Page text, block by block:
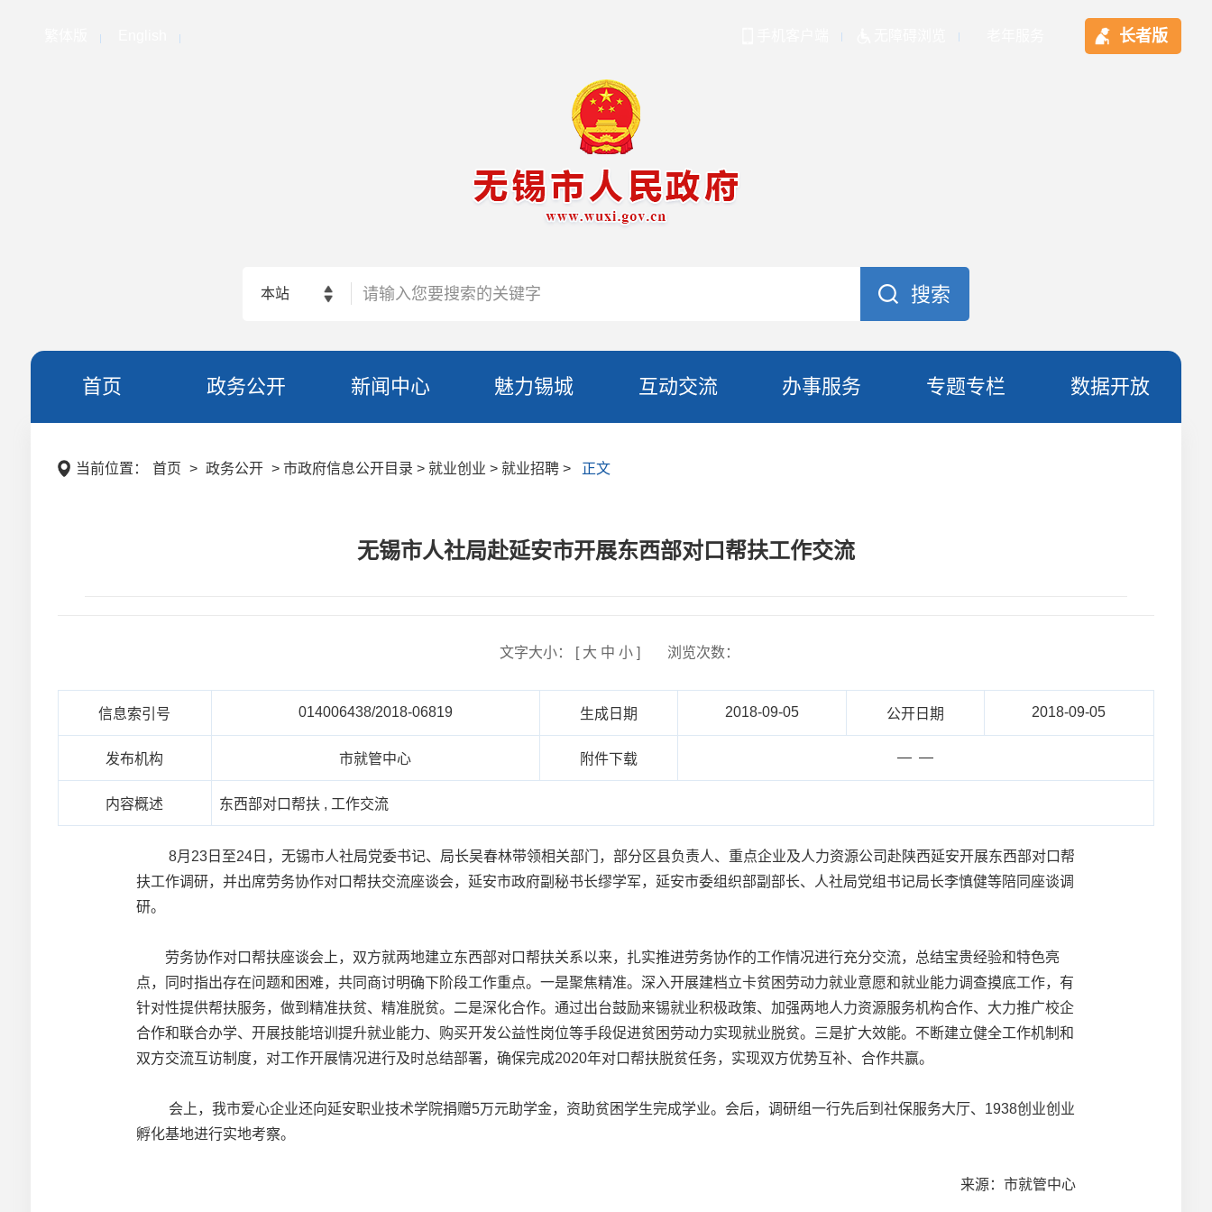
长者版
本站
首页 政务公开 新闻中心 魅力锡城 互动交流 办事服务 专题专栏 数据开放
当前位置： 首页 > 政务公开 > 市政府信息公开目录 > 就业创业 > 就业招聘 > 正文
无锡市人社局赴延安市开展东西部对口帮扶工作交流
文字大小： [ 大 中 小] 浏览次数：
信息索引号 014006438/2018-06819 生成日期 2018-09-05 公开日期 2018-09-05
发布机构 市就管中心 附件下载 — —
内容概述 东西部对口帮扶 , 工作交流
8月23日至24日，无锡市人社局党委书记、局长吴春林带领相关部门，部分区县负责人、重点企业及人力资源公司赴陕西延安开展东西部对口帮
扶工作调研，并出席劳务协作对口帮扶交流座谈会，延安市政府副秘书长缪学军，延安市委组织部副部长、人社局党组书记局长李慎健等陪同座谈调
研。
劳务协作对口帮扶座谈会上，双方就两地建立东西部对口帮扶关系以来，扎实推进劳务协作的工作情况进行充分交流，总结宝贵经验和特色亮
点，同时指出存在问题和困难，共同商讨明确下阶段工作重点。一是聚焦精准。深入开展建档立卡贫困劳动力就业意愿和就业能力调查摸底工作，有
针对性提供帮扶服务，做到精准扶贫、精准脱贫。二是深化合作。通过出台鼓励来锡就业积极政策、加强两地人力资源服务机构合作、大力推广校企
合作和联合办学、开展技能培训提升就业能力、购买开发公益性岗位等手段促进贫困劳动力实现就业脱贫。三是扩大效能。不断建立健全工作机制和
双方交流互访制度，对工作开展情况进行及时总结部署，确保完成2020年对口帮扶脱贫任务，实现双方优势互补、合作共赢。
会上，我市爱心企业还向延安职业技术学院捐赠5万元助学金，资助贫困学生完成学业。会后，调研组一行先后到社保服务大厅、1938创业创业
孵化基地进行实地考察。
来源：市就管中心